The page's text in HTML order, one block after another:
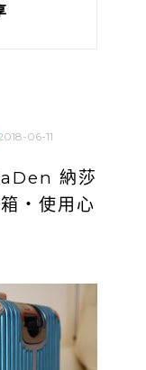
06-11
納莎
箱‧使用心